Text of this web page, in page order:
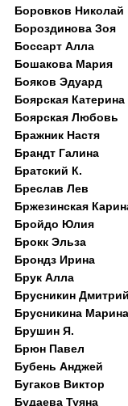
Боровков Николай
Бороздинова Зоя
Боссарт Алла
Бошакова Мария
Бояков Эдуард
Боярская Катерина
Боярская Любовь
Бражник Настя
Брандт Галина
Братский К.
Бреслав Лев
Бржезинская
Бройдо Юлия
Брокк Эльза
Брондз Ирина
Брук Алла
Брусникин Дмитрий
Брусникина Марина
Брушин Я.
Брюн Павел
Бубень Анджей
Бугаков Виктор
Будаева Туяна